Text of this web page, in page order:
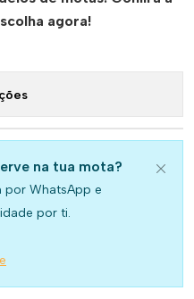
agora!
na tua mota?
por WhatsApp e
por ti.